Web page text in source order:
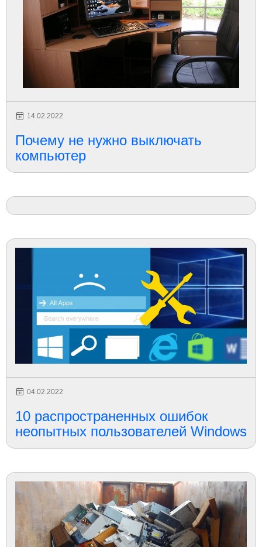
14.02.2022
Почему не нужно выключать
компьютер
04.02.2022
10 распространенных ошибок
неопытных пользователей Windows